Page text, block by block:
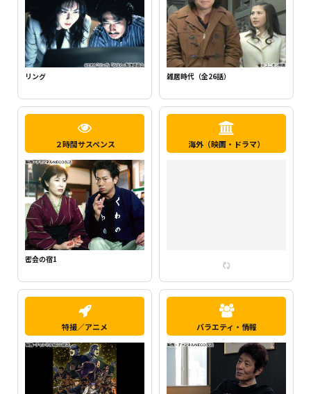
らせん
新・ミナミの帝王1（千原ジュニア主
２時間サスペンス
密会の宿2
海外（映画・ドラマ）
特撮／アニメ バラエティ・情報